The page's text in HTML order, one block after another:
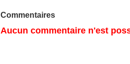
Commentaires
Aucun commentaire n'est